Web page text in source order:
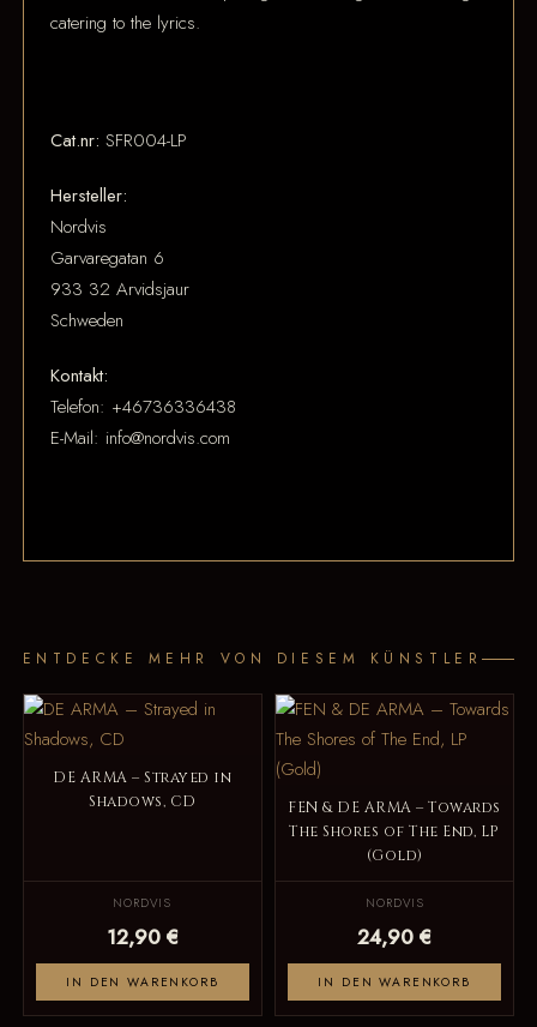
catering to the lyrics.
Cat.nr: SFR004-LP
Hersteller:
Nordvis
Garvaregatan 6
933 32 Arvidsjaur
Schweden
Kontakt:
Telefon: +46736336438
E-Mail: info@nordvis.com
ENTDECKE MEHR VON DIESEM KÜNSTLER
DE ARMA – Strayed in
Shadows, CD
NORDVIS
12,90 €
IN DEN WARENKORB
FEN & DE ARMA – Towards
The Shores of The End, LP
(Gold)
NORDVIS
24,90 €
IN DEN WARENKORB